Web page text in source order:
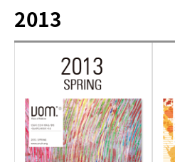
2013